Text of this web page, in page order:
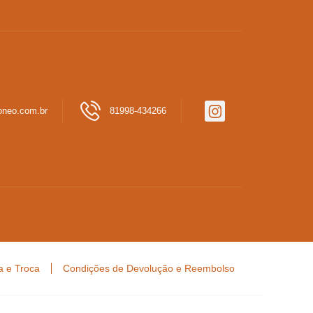
81998-434266
e Troca Condições de Devolução e Reembolso